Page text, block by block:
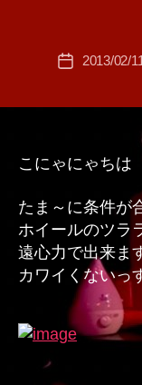
投
2013/02/
こにゃにゃちは
たま～に条件が
ホイールのツラ
遠心力で出来ま
カワイくないっ